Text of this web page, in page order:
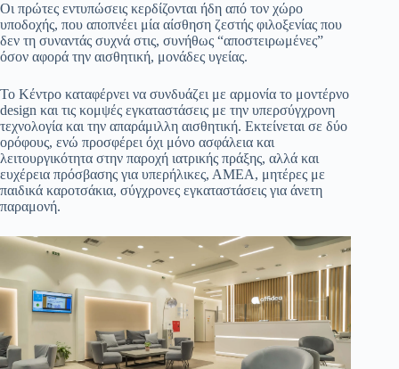
Οι πρώτες εντυπώσεις κερδίζονται ήδη από τον χώρο
υποδοχής, που αποπνέει μία αίσθηση ζεστής φιλοξενίας που
δεν τη συναντάς συχνά στις, συνήθως “αποστειρωμένες”
όσον αφορά την αισθητική, μονάδες υγείας.
Το Κέντρο καταφέρνει να συνδυάζει με αρμονία το μοντέρνο
design και τις κομψές εγκαταστάσεις με την υπερσύγχρονη
τεχνολογία και την απαράμιλλη αισθητική. Εκτείνεται σε δύο
ορόφους, ενώ προσφέρει όχι μόνο ασφάλεια και
λειτουργικότητα στην παροχή ιατρικής πράξης, αλλά και
ευχέρεια πρόσβασης για υπερήλικες, ΑΜΕΑ, μητέρες με
παιδικά καροτσάκια, σύγχρονες εγκαταστάσεις για άνετη
παραμονή.